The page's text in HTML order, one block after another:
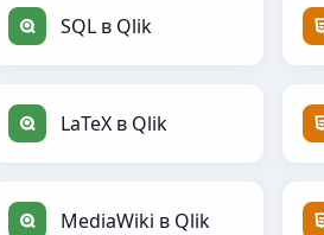
SQL в Qlik
LaTeX в Qlik
MediaWiki в Qlik